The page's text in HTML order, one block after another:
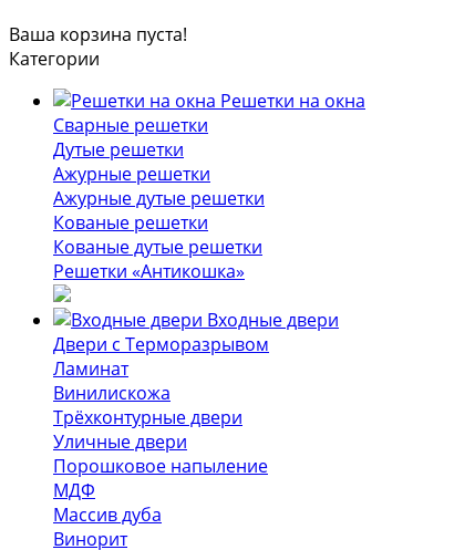
Ваша корзина пуста!
Категории
Решетки на окна
Сварные решетки
Дутые решетки
Ажурные решетки
Ажурные дутые решетки
Кованые решетки
Кованые дутые решетки
Решетки «Антикошка»
Входные двери
Двери с Терморазрывом
Ламинат
Винилискожа
Трёхконтурные двери
Уличные двери
Порошковое напыление
МДФ
Массив дуба
Винорит